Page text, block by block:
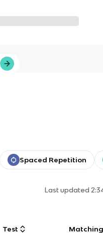
Spaced Repetition
Last updated
Test Matching